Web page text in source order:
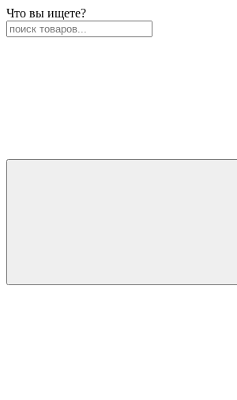
Что вы ищете?